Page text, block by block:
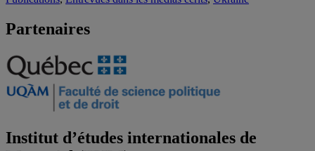
Partenaires
Institut d’études internationales de